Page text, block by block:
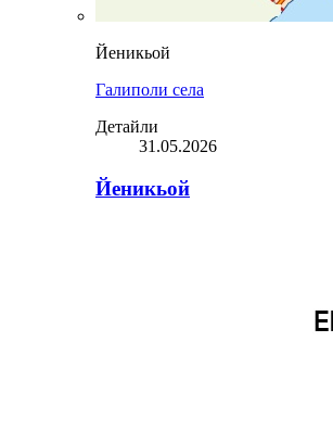
Йеникьой
Галиполи села
Детайли
31.05.2026
Йеникьой